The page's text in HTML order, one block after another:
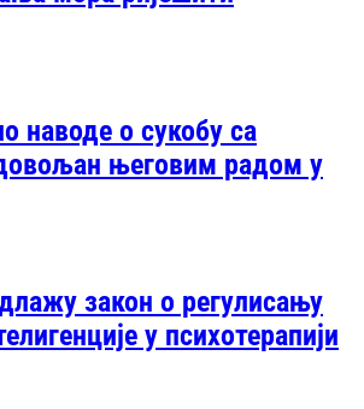
наводе о сукобу са
његовим радом у
закон о регулисању
у психотерапији